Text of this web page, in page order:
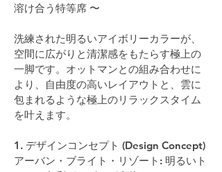
溶け合う特等席 〜
洗練された明るいアイボリーカラーが、
空間に広がりと清潔感をもたらす極上の
一脚です。オットマンとの組み合わせに
より、自由度の高いレイアウトと、雲に
包まれるような極上のリラックスタイム
を叶えます。
1. デザインコンセプト (Design Concept)
アーバン・ブライト・リゾート: 明るいト